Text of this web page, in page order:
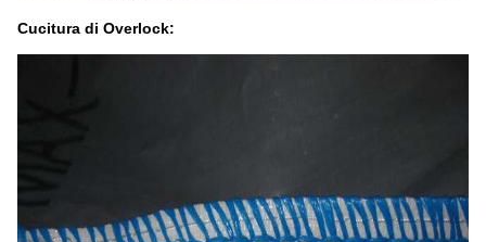
Cucitura di Overlock: